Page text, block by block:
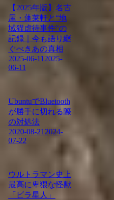
【2025年版】名古
屋・蓬莱軒と“地
域猫虐待事件”の
記録｜今も語り継
ぐべきあの真相
2025-06-11 2025-
06-11
UbuntuでBluetooth
が勝手に切れる際
の対処法
2020-08-21 2024-
07-22
ウルトラマン史上
最高に卑猥な怪獣
「ビラ星人」